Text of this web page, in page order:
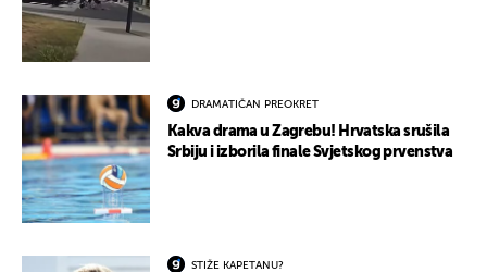
DRAMATIČAN PREOKRET
Kakva drama u Zagrebu! Hrvatska srušila
Srbiju i izborila finale Svjetskog prvenstva
STIŽE KAPETANU?